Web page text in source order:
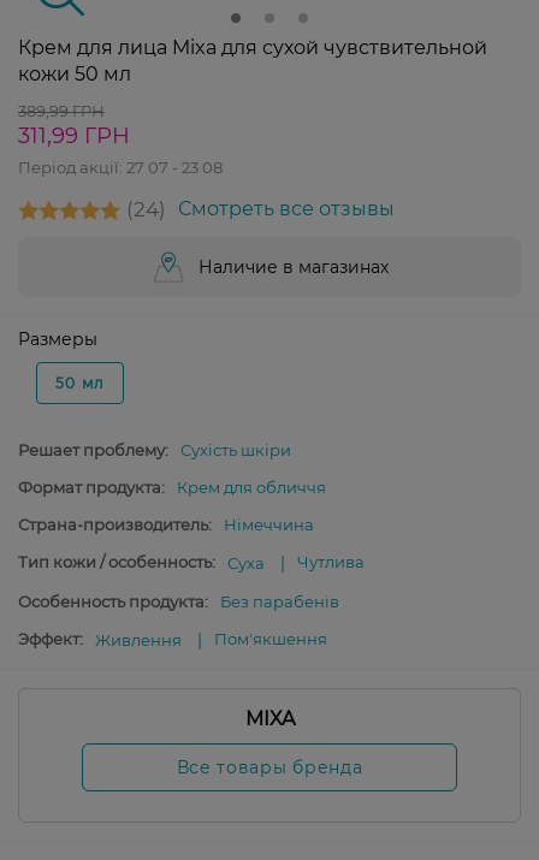
Крем для лица Mixa для сухой чувствительной
кожи 50 мл
389,99 ГРН
311,99 ГРН
Період акції: 27 07 - 23 08
24 Смотреть все отзывы
Наличие в магазинах
Размеры
50 мл
Решает проблему:
Сухість шкіри
Формат продукта:
Крем для обличчя
Страна-производитель:
Німеччина
Тип кожи / особенность:
Суха Чутлива
Особенность продукта:
Без парабенів
Эффект:
Живлення Пом'якшення
MIXA
Все товары бренда